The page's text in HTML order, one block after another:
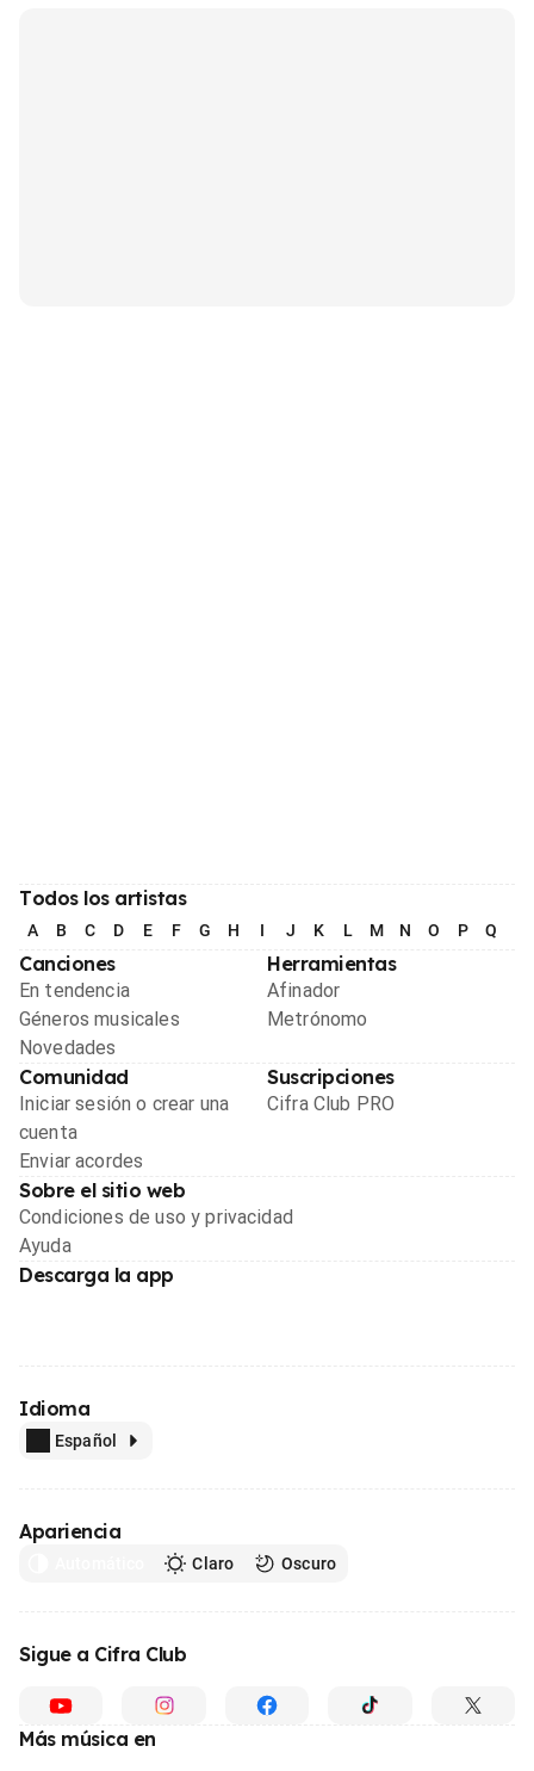
Todos los artistas
A B C D E F G H I J K L M N O P Q
Canciones
En tendencia
Géneros musicales
Novedades
Herramientas
Afinador
Metrónomo
Comunidad
Iniciar sesión o crear una
cuenta
Enviar acordes
Suscripciones
Cifra Club PRO
Sobre el sitio web
Condiciones de uso y privacidad
Ayuda
Descarga la app
Idioma
Español
Apariencia
Claro Oscuro
Sigue a Cifra Club
Más música en